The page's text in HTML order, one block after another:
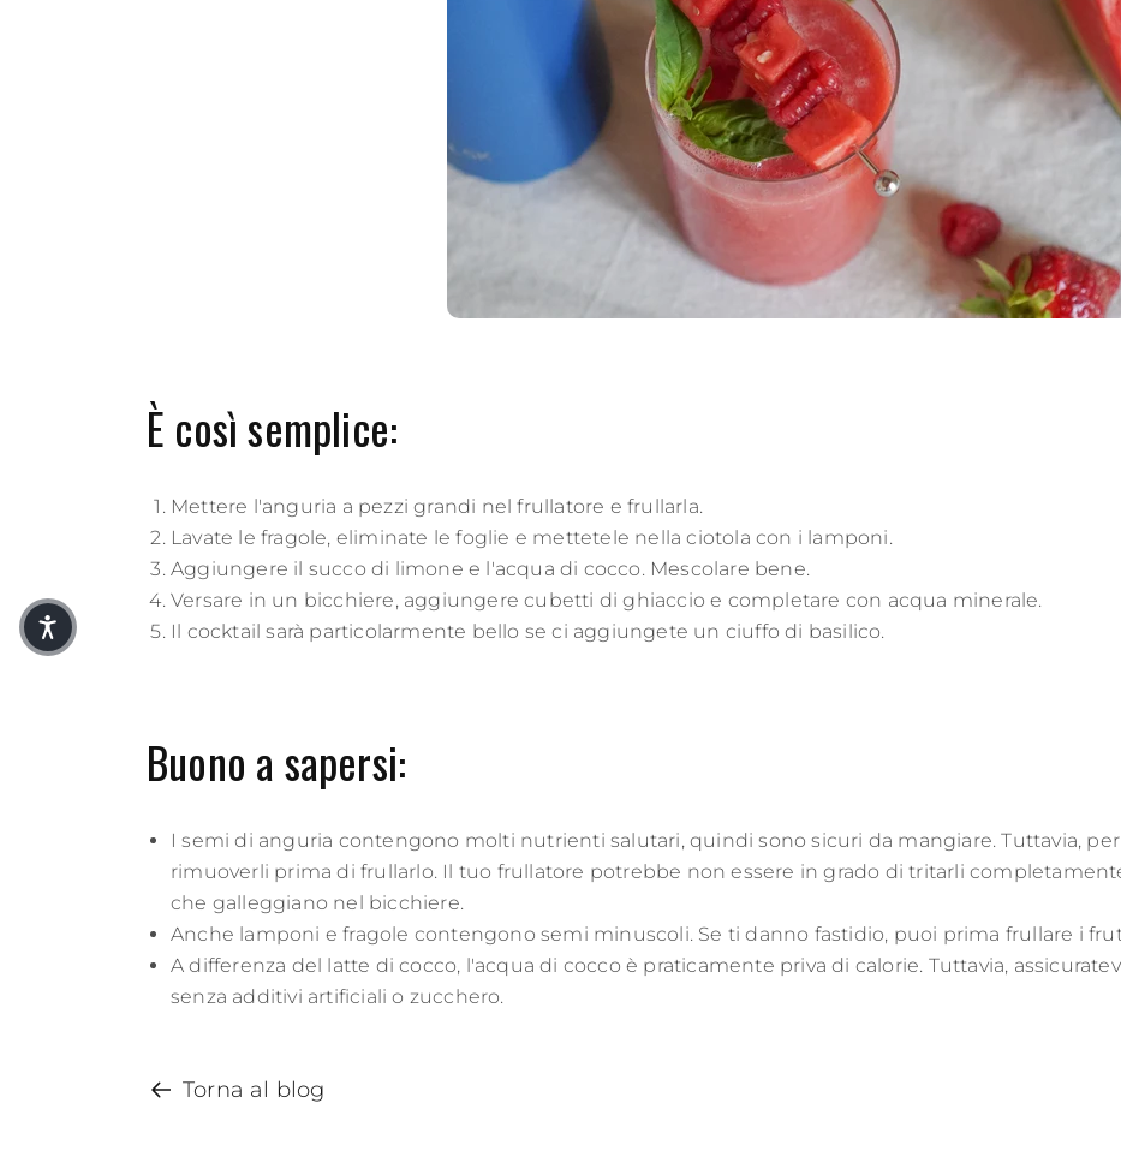
È così semplice:
Mettere l'anguria a pezzi grandi nel frullatore e frullarla.
Lavate le fragole, eliminate le foglie e mettetele nella ciotola con i lamponi.
Aggiungere il succo di limone e l'acqua di cocco. Mescolare bene.
Versare in un bicchiere, aggiungere cubetti di ghiaccio e completare con acqua minerale.
Il cocktail sarà particolarmente bello se ci aggiungete un ciuffo di basilico.
Buono a sapersi:
I semi di anguria contengono molti nutrienti salutari, quindi sono sicuri da mangiare. Tuttavia,
rimuoverli prima di frullarlo. Il tuo frullatore potrebbe non essere in grado di tritarli
che galleggiano nel bicchiere.
Anche lamponi e fragole contengono semi minuscoli. Se ti danno fastidio, puoi prima frullare i
A differenza del latte di cocco, l'acqua di cocco è praticamente priva di calorie. Tuttavia,
senza additivi artificiali o zucchero.
Torna al blog